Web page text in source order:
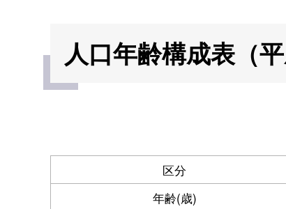
人口年齢構成表（平
区分
年齢(歳)